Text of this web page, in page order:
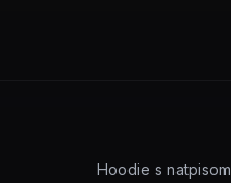
Hoodie s natpisom